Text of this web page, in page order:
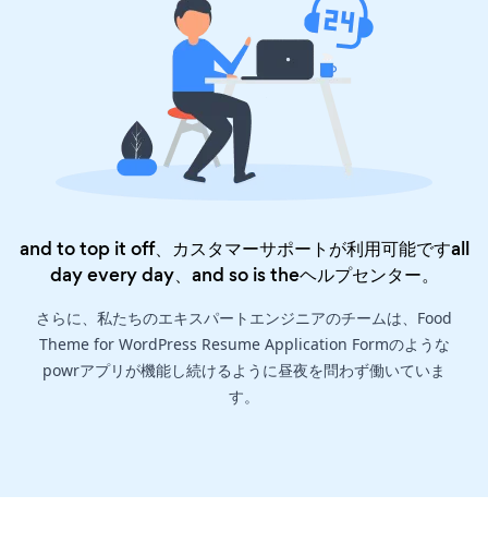
and to top it off、カスタマーサポートが利用可能ですall
day every day、and so is theヘルプセンター。
さらに、私たちのエキスパートエンジニアのチームは、Food
Theme for WordPress Resume Application Formのような
powrアプリが機能し続けるように昼夜を問わず働いていま
す。